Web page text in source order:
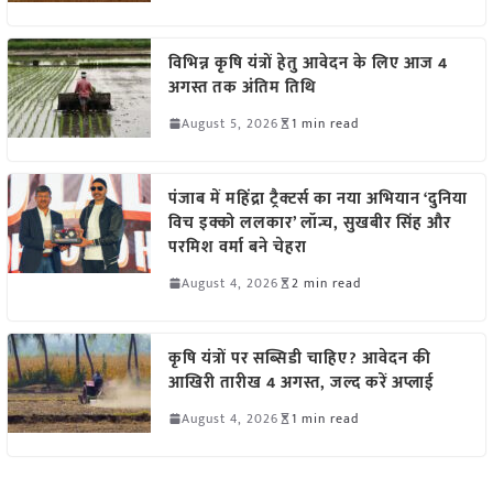
विभिन्न कृषि यंत्रों हेतु आवेदन के लिए आज 4
अगस्त तक अंतिम तिथि
August 5, 2026 1 min read
पंजाब में महिंद्रा ट्रैक्टर्स का नया अभियान ‘दुनिया
विच इक्को ललकार’ लॉन्च, सुखबीर सिंह और
परमिश वर्मा बने चेहरा
August 4, 2026 2 min read
कृषि यंत्रों पर सब्सिडी चाहिए? आवेदन की
आखिरी तारीख 4 अगस्त, जल्द करें अप्लाई
August 4, 2026 1 min read